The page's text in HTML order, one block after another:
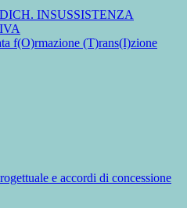
DICH. INSUSSISTENZA
IVA
f(O)rmazione (T)rans(I)zione
e accordi di concessione